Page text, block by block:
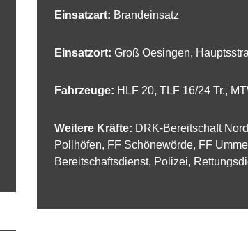
Einsatzart: Brandeinsatz
Einsatzort: Groß Oesingen,
Fahrzeuge: HLF 20, TLF 16/24 Tr.,
Weitere Kräfte: DRK-Bereitschaft
Pollhöfen, FF Schönewörde, FF
Bereitschaftsdienst, Polizei,